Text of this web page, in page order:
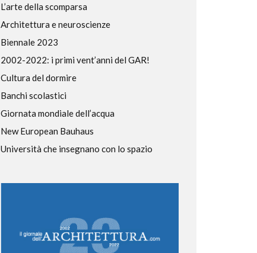
L’arte della scomparsa
Architettura e neuroscienze
Biennale 2023
2002-2022: i primi vent’anni del GAR!
Cultura del dormire
Banchi scolastici
Giornata mondiale dell’acqua
New European Bauhaus
Università che insegnano con lo spazio